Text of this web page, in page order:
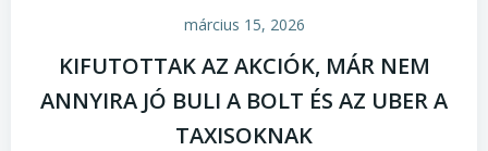
március 15, 2026
KIFUTOTTAK AZ AKCIÓK, MÁR NEM
ANNYIRA JÓ BULI A BOLT ÉS AZ UBER A
TAXISOKNAK